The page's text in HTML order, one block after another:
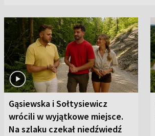
Gąsiewska i Sołtysiewicz
wrócili w wyjątkowe miejsce.
Na szlaku czekał niedźwiedź